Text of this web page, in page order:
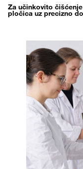
Za učinkovito
pločica uz precizno